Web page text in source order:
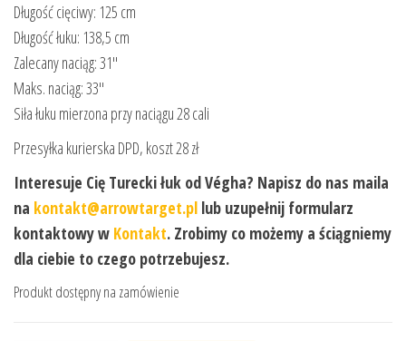
Długość cięciwy: 125 cm
Długość łuku: 138,5 cm
Zalecany naciąg: 31″
Maks. naciąg: 33″
Siła łuku mierzona przy naciągu 28 cali
Przesyłka kurierska DPD, koszt 28 zł
Interesuje Cię Turecki łuk od Végha? Napisz do nas maila
na kontakt@arrowtarget.pl lub uzupełnij formularz
kontaktowy w Kontakt. Zrobimy co możemy a ściągniemy
dla ciebie to czego potrzebujesz.
Produkt dostępny na zamówienie